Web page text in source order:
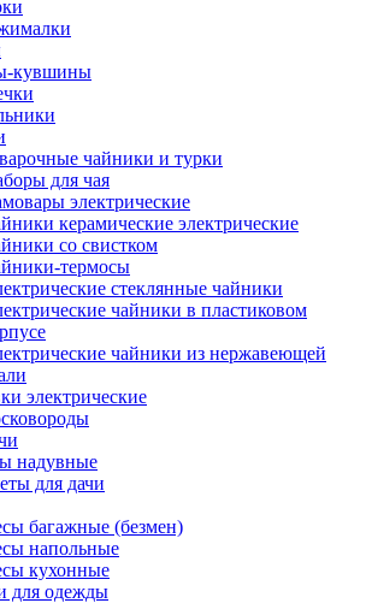
кувшины
чайники и турки
для чая
электрические
керамические электрические
со свистком
термосы
стеклянные чайники
чайники в пластиковом
чайники из нержавеющей
электрические
надувные
для дачи
багажные (безмен)
напольные
кухонные
для одежды